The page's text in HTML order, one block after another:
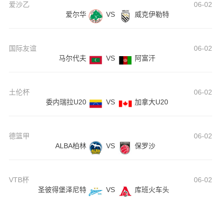
爱沙乙
06-02
爱尔华
VS 威克伊勒特
国际友谊
06-02
马尔代夫
VS 阿富汗
土伦杯
06-02
委内瑞拉U20
VS 加拿大U20
德篮甲
06-02
ALBA柏林
VS 保罗沙
VTB杯
06-02
圣彼得堡泽尼特
VS 库班火车头